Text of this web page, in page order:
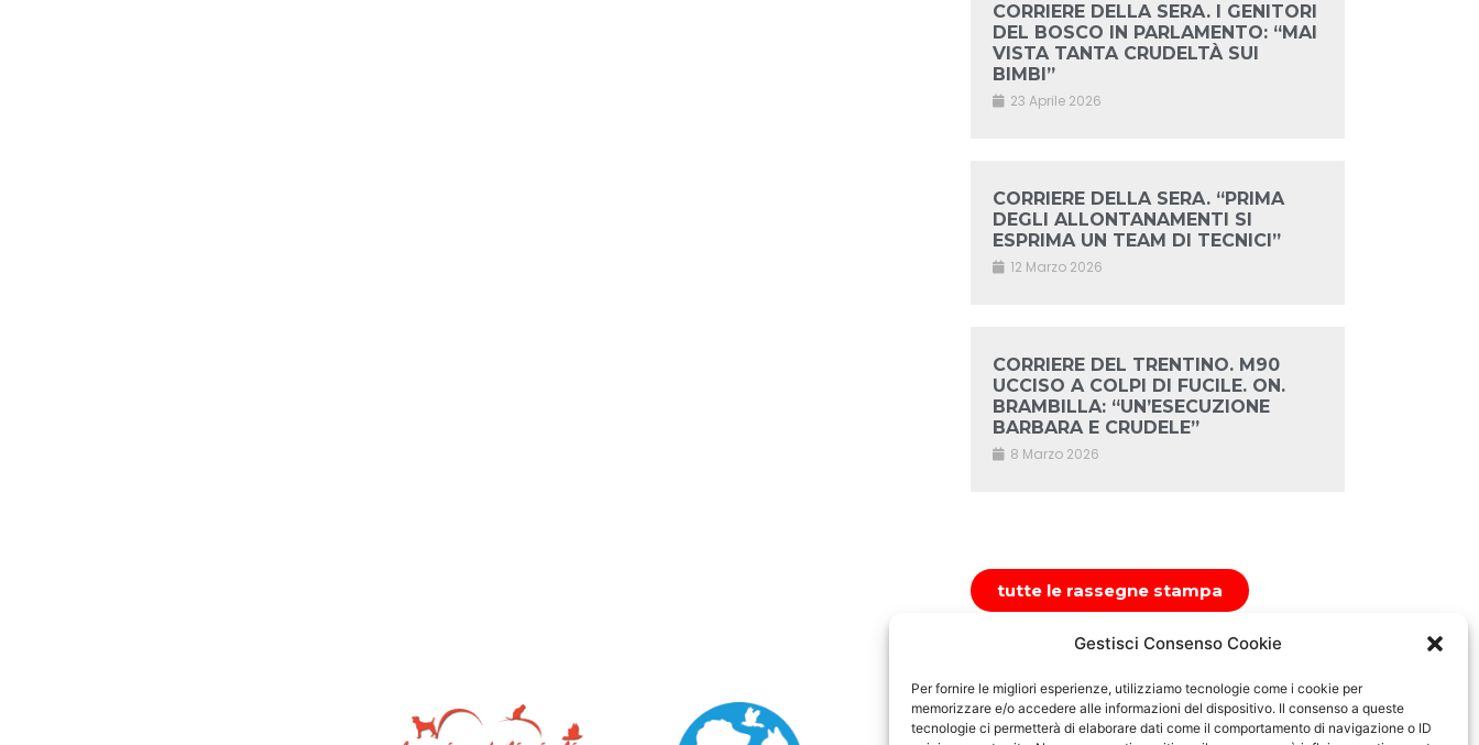
Gestisci Consenso Cookie
Per fornire le migliori esperienze, utilizziamo tecnologie come i cookie per
memorizzare e/o accedere alle informazioni del dispositivo. Il consenso a queste
tecnologie ci permetterà di elaborare dati come il comportamento di navigazione o ID
CORRIERE DELLA SERA. I GENITORI
DEL BOSCO IN PARLAMENTO: “MAI
VISTA TANTA CRUDELTÀ SUI
BIMBI”
23 Aprile 2026
CORRIERE DELLA SERA. “PRIMA
DEGLI ALLONTANAMENTI SI
ESPRIMA UN TEAM DI TECNICI”
12 Marzo 2026
CORRIERE DEL TRENTINO. M90
UCCISO A COLPI DI FUCILE. ON.
BRAMBILLA: “UN’ESECUZIONE
BARBARA E CRUDELE”
8 Marzo 2026
tutte le rassegne stampa